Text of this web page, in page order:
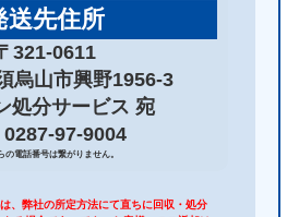
送先住所
321-0611
烏山市興野1956-3
処分サービス 宛
97-9004
の電話番号は繋がりません。
、弊社の所定方法にて直ちに回収・処分